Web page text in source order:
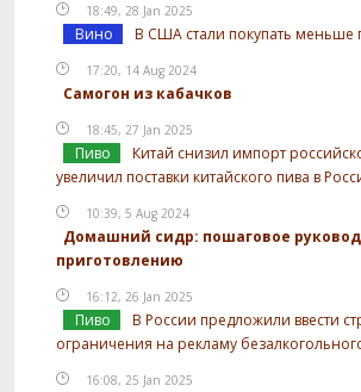
18:49, 28 Jan 2025
Вино В США стали покупать меньше
17:20, 14 Aug 2024
Самогон из кабачков
18:45, 27 Jan 2025
Пиво
Китай снизил импорт
увеличил поставки китайского пива в
10:39, 5 Aug 2024
Домашний сидр: пошаговое
приготовлению
16:12, 26 Jan 2025
Пиво
В России предложили ввести
ограничения на рекламу
16:08, 25 Jan 2025